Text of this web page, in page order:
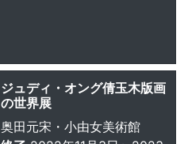
ジュディ・オング倩玉木版画
の世界展
奥田元宋・小由女美術館